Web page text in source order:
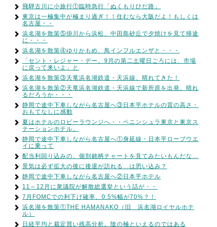
飛騨古川に小旅行①臨時急行「ぬくもりひだ路」
東京は一極集中が極まり過ぎ！！住むなら大阪だよ！もしくは
名古屋・・
浜名湖を散策⑤掛川から浜松、中田島砂丘で夕焼けを見て帰途
に・・・
浜名湖を散策④ゆりかもめ、鳥インフルエンザと・・・
「セント・レジャー・デー。9月の第二土曜日ごろには、市場
に戻って来いよ」と
浜名湖を散策③天竜浜名湖鉄道・天浜線、晴れてきた！
浜名湖を散策②天竜浜名湖鉄道・天浜線で新所原を出発。晴れ
るだろうか・・・
静岡で途中下車しながら名古屋へ③日本平ホテルの質の高さ・
おもてなしに感動
夏はホテルのロビーラウンジへ・・ペニンシュラ東京と東京ス
テーションホテル。
静岡で途中下車しながら名古屋へ①身延線・日本平ロープウエ
イに乗って
配当利回り込みの、個別銘柄チャートを見てみたいもんだな…
景気は必ず拡大の後に後退が訪れる…は思い込み？
静岡で途中下車しながら名古屋へ②日本平ホテル
11～12月に衆議院が解散総選挙という話が・・
7月FOMCでの利下げ確率、0.5%幅が70%？！
浜名湖を散策①THE HAMANAKO（旧 浜名湖ロイヤルホテ
ル）
日経平均と裁定買い残高分析。陰の極といえるのではある